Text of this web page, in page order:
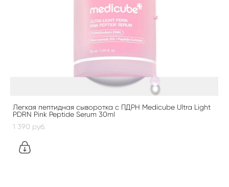
Легкая пептидная сыворотка с ПДРН Medicube Ultra Light
PDRN Pink Peptide Serum 30ml
1 390 pуб.